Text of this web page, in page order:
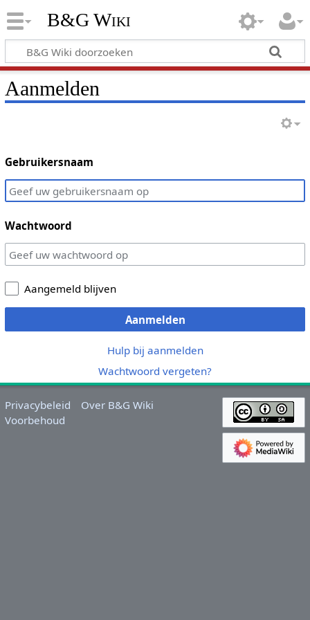
B&G Wiki
Aanmelden
Gebruikersnaam
Wachtwoord
Aangemeld blijven
Aanmelden
Hulp bij aanmelden
Wachtwoord vergeten?
Privacybeleid
Over B&G Wiki
Voorbehoud